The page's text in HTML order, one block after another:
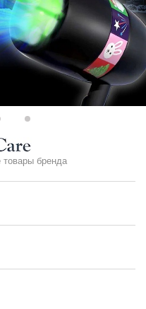
бренда